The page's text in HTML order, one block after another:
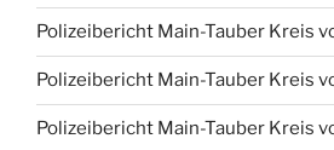
Polizeibericht Main-Tauber Kreis
Polizeibericht Main-Tauber Kreis
Polizeibericht Main-Tauber Kreis